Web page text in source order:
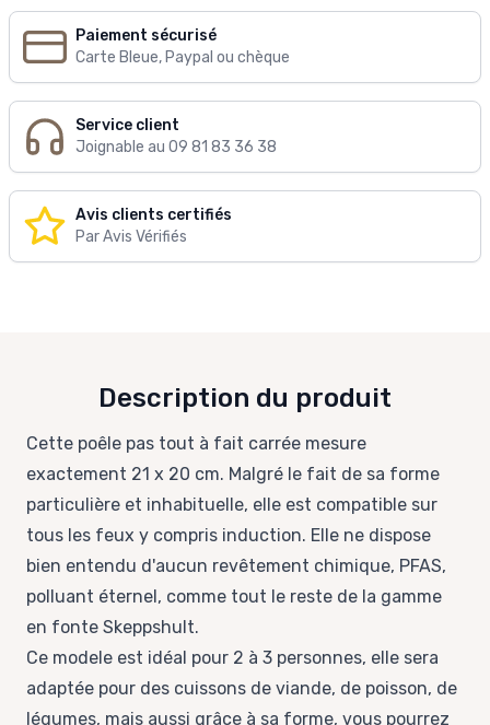
Paiement sécurisé
Carte Bleue, Paypal ou chèque
Service client
Joignable au 09 81 83 36 38
Avis clients certifiés
Par Avis Vérifiés
Description du produit
Cette poêle pas tout à fait carrée mesure
exactement 21 x 20 cm. Malgré le fait de sa forme
particulière et inhabituelle, elle est compatible sur
tous les feux y compris induction. Elle ne dispose
bien entendu d'aucun revêtement chimique, PFAS,
polluant éternel, comme tout le reste de la gamme
en fonte Skeppshult.
Ce modele est idéal pour 2 à 3 personnes, elle sera
adaptée pour des cuissons de viande, de poisson, de
légumes, mais aussi grâce à sa forme, vous pourrez